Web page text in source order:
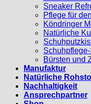
Sneaker
Pflege für
Köndringer
Natürliche
Bürsten und
Manufaktur
Natürliche
Nachhaltigkeit
Ansprechpartner